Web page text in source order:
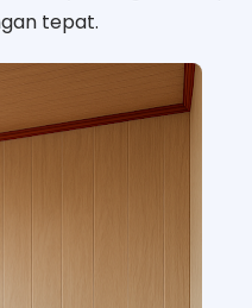
tepat.